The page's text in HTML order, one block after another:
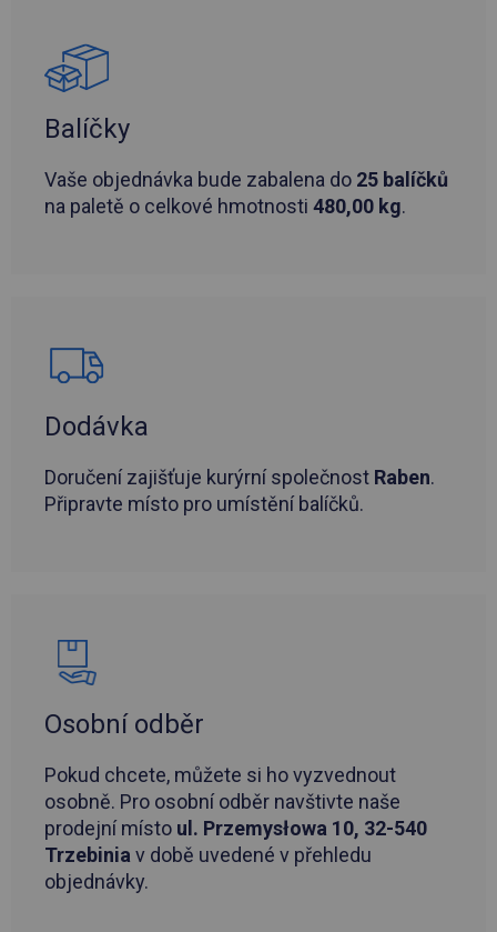
Balíčky
Vaše objednávka bude zabalena do 25 balíčků
na paletě o celkové hmotnosti 480,00 kg.
Dodávka
Doručení zajišťuje kurýrní společnost Raben.
Připravte místo pro umístění balíčků.
Osobní odběr
Pokud chcete, můžete si ho vyzvednout
osobně. Pro osobní odběr navštivte naše
prodejní místo ul. Przemysłowa 10, 32-540
Trzebiniav době uvedené v přehledu
objednávky.